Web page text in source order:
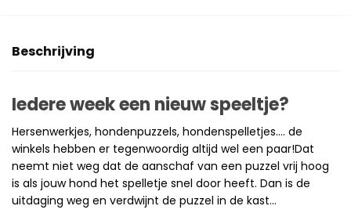
Beschrijving
Iedere week een nieuw speeltje?
Hersenwerkjes, hondenpuzzels, hondenspelletjes…. de
winkels hebben er tegenwoordig altijd wel een paar!Dat
neemt niet weg dat de aanschaf van een puzzel vrij hoog
is als jouw hond het spelletje snel door heeft. Dan is de
uitdaging weg en verdwijnt de puzzel in de kast…